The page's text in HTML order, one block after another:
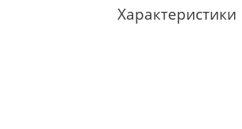
Характеристики